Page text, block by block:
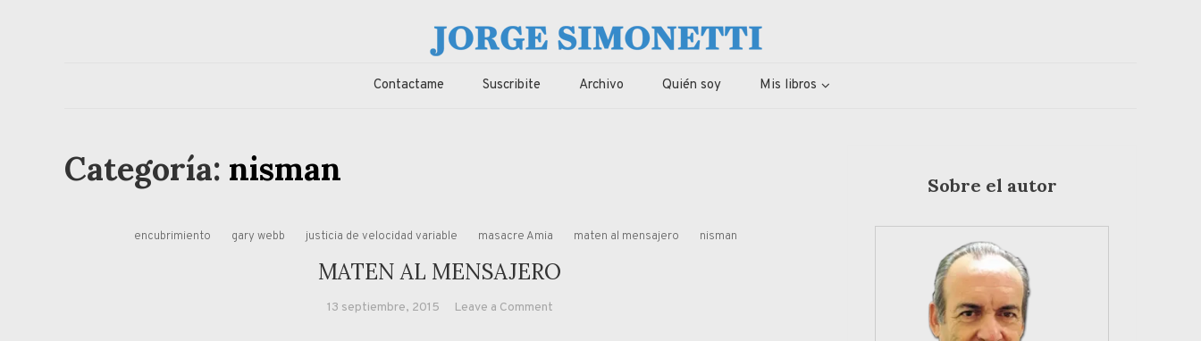
Jorge Eduardo Simonetti
Columna de opinión de doctor Jorge Simonetti sobre política, economia de Corrientes, Argentina y el Mundo
Contactame Suscribite Archivo Quién soy Mis libros
Categoría: nisman
encubrimiento gary webb justicia de velocidad variable masacre Amia maten al mensajero nisman
MATEN AL MENSAJERO
13 septiembre, 2015 Leave a Commenton
Sobre el autor